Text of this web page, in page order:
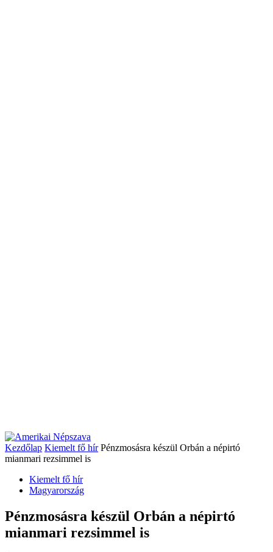
Kezdőlap Kiemelt fő hír Pénzmosásra készül Orbán a népirtó
mianmari rezsimmel is
Kiemelt fő hír
Magyarország
Pénzmosásra készül Orbán a népirtó
mianmari rezsimmel is